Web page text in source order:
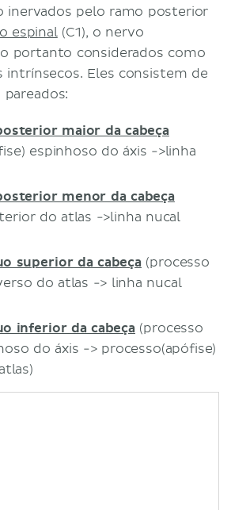
inervados pelo ramo posterior
espinal(C1), o nervo
portanto considerados como
intrínsecos. Eles consistem de
maior da cabeça
espinhoso do áxis ->linha
menor da cabeça
do atlas ->linha nucal
superior da cabeça (processo
do atlas -> linha nucal
inferior da cabeça (processo
do áxis -> processo(apófise)